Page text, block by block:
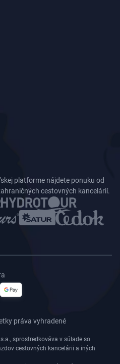
platforme nájdete ponuku od
cestovných kancelárií.
práva vyhradené
sprostredkováva v súlade so
cestovných kancelárii a iných